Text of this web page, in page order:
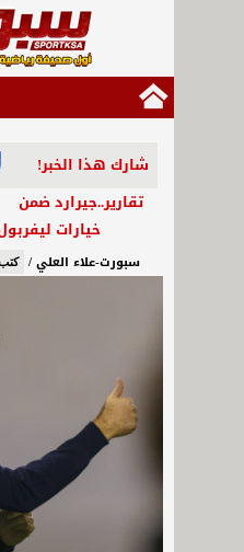
شارك هذا الخبر!
تقارير..جيرارد ضمن
خيارات
سبورت-علاء العلي / كتب في 26/